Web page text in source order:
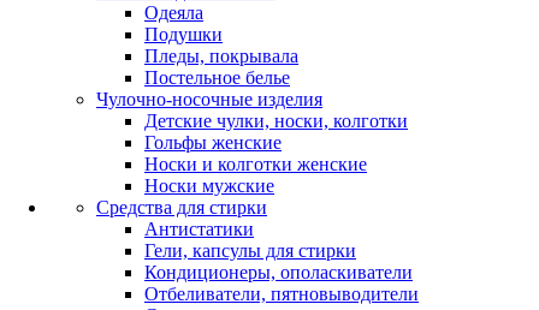
Одеяла
Подушки
Пледы, покрывала
Постельное белье
Чулочно-носочные изделия
Детские чулки, носки, колготки
Гольфы женские
Носки и колготки женские
Носки мужские
Средства для стирки
Антистатики
Гели, капсулы для стирки
Кондиционеры, ополаскиватели
Отбеливатели, пятновыводители